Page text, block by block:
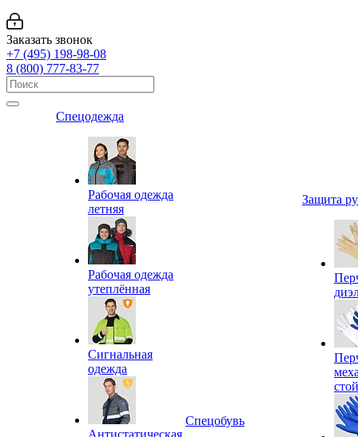
Заказать звонок
+7 (495) 198-98-08
8 (800) 777-83-77
Спецодежда
Рабочая одежда
летняя
Рабочая одежда
утеплённая
Сигнальная
одежда
Антистатическая
Спецобувь
Защита